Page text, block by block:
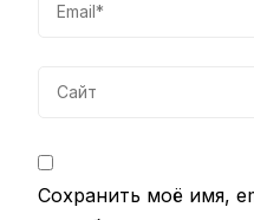
Сохранить моё имя,